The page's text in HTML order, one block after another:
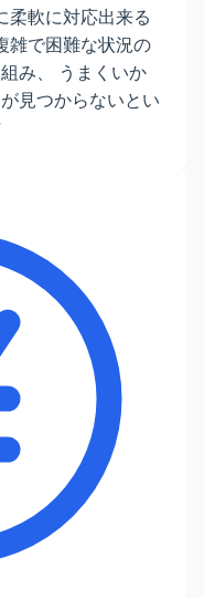
柔軟に対応出来る
雑で困難な状況の
み、 うまくいか
見つからないとい